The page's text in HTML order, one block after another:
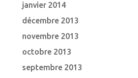
janvier 2014
décembre 2013
novembre 2013
octobre 2013
septembre 2013